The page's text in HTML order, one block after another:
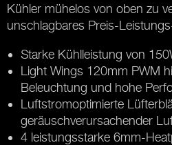
Kühler mühelos von oben zu
unschlagbares Preis-
Starke Kühlleistung von
Light Wings 120mm PWM
Beleuchtung und hohe
Luftstromoptimierte
geräuschverursachender
4 leistungsstarke 6mm-